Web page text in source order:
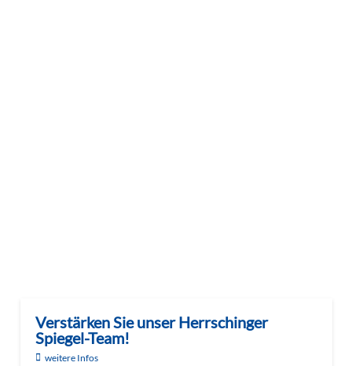
Verstärken Sie unser Herrschinger
Spiegel-Team!
weitere Infos